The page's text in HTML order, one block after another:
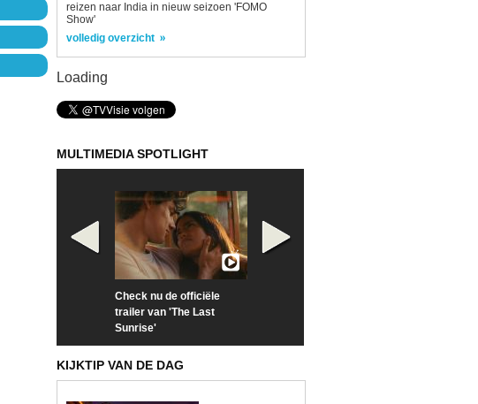
reizen naar India in nieuw seizoen 'FOMO
Show'
volledig overzicht
Loading
MULTIMEDIA SPOTLIGHT
Check nu de officiële
trailer van 'The Last
Sunrise'
KIJKTIP VAN DE DAG